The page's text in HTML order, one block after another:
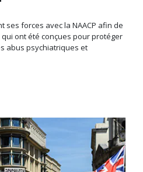
ses forces avec la NAACP afin de
ont été conçues pour protéger
abus psychiatriques et